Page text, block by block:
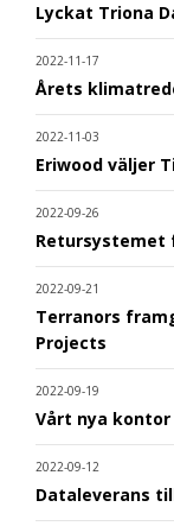
Lyckat Triona
2022-11-17
Årets
2022-11-03
Eriwood väljer
2022-09-26
Retursystemet
2022-09-21
Terranors
Projects
2022-09-19
Vårt nya
2022-09-12
Dataleverans till